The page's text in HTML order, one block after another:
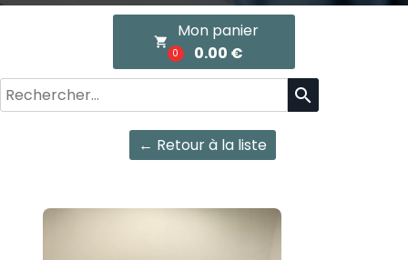
local_grocery_store
0
Mon panier
0.00 €
search
← Retour à la liste